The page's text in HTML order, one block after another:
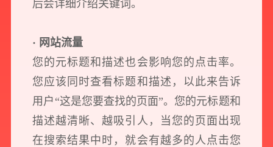
后会详细介绍关键词。
· 网站流量
您的元标题和描述也会影响您的点击率。
您应该同时查看标题和描述，以此来告诉
用户“这是您要查找的页面”。您的元标题和
描述越清晰、越吸引人，当您的页面出现
在搜索结果中时，就会有越多的人点击您